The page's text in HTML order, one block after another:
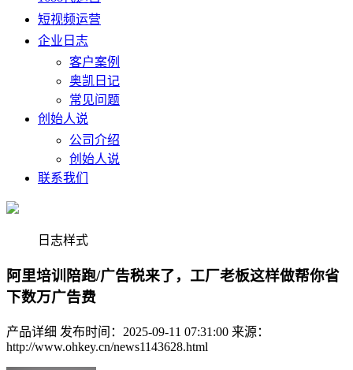
短视频运营
企业日志
客户案例
奥凯日记
常见问题
创始人说
公司介绍
创始人说
联系我们
日志样式
阿里培训陪跑/广告税来了，工厂老板这样做帮你省
下数万广告费
产品详细 发布时间：2025-09-11 07:31:00 来源：
http://www.ohkey.cn/news1143628.html